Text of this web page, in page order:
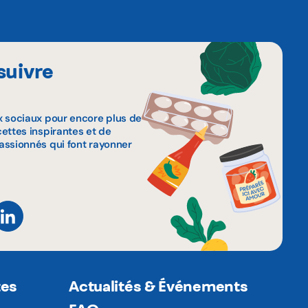
sociaux pour encore plus de
inspirantes et de
qui font rayonner
Actualités & Événements